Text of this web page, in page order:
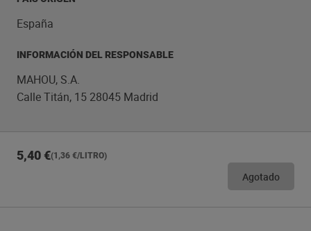
España
INFORMACIÓN DEL RESPONSABLE
MAHOU, S.A.
Calle Titán, 15 28045 Madrid
5,40 €(1,36 €/LITRO)
Agotado